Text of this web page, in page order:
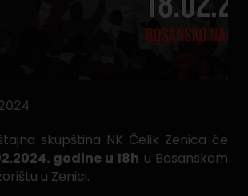
skupština NK Čelik Zenica će
godine u 18h u Bosanskom
u Zenici.